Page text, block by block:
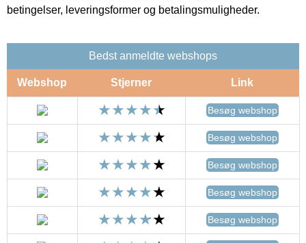
betingelser, leveringsformer og betalingsmuligheder.
Bedst anmeldte webshops
Webshop Stjerner Link
Besøg webshop
Besøg webshop
Besøg webshop
Besøg webshop
Besøg webshop